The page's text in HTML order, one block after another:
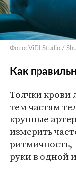
Фото: ViDI Studio /
Как
Толчки крови
тем частям
крупные
измерить
ритмичность,
руки в одной